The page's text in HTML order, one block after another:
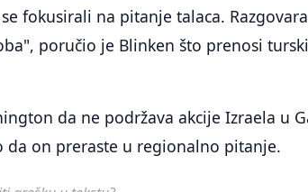
fokusirali na pitanje talaca.
poručio je Blinken što prenosi turski
da ne podržava akcije Izraela u
da on preraste u regionalno pitanje.